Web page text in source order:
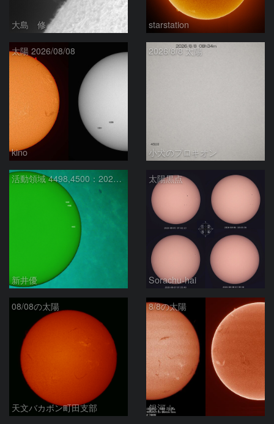
大島 修 starstation
太陽 2026/08/08
kino
2026/8/8 太陽
小犬のプロキオン
活動領域 4498,4500：2026/08/08
新井優
太陽黒点
Sorachu-hai
08/08の太陽
天文バカボン町田支部
8/8の太陽
銀河☆